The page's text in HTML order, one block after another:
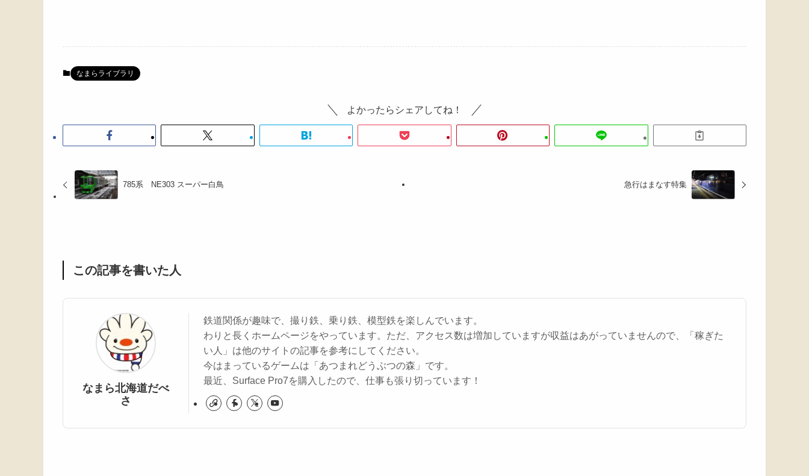
なまらライブラリ
よかったらシェアしてね！
785系 NE303 スーパー白鳥 急行はまなす特集
この記事を書いた人
なまら北海道だべ
さ
鉄道関係が趣味で、撮り鉄、乗り鉄、模型鉄を楽しんでいます。
わりと長くホームページをやっています。ただ、アクセス数は増加していますが収益はあがっていませんので、「稼ぎた
い人」は他のサイトの記事を参考にしてください。
今はまっているゲームは「あつまれどうぶつの森」です。
最近、Surface Pro7を購入したので、仕事も張り切っています！